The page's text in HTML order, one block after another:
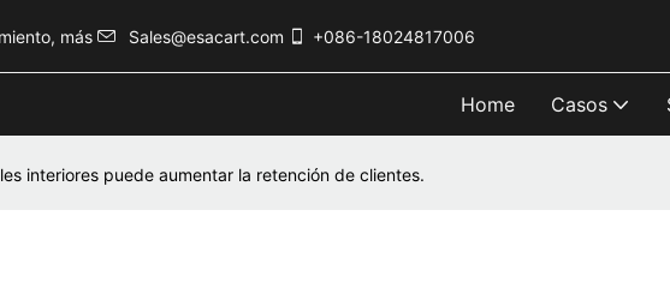
más Sales@esacart.com +086-18024817006
Home Casos
interiores puede aumentar la retención de clientes.